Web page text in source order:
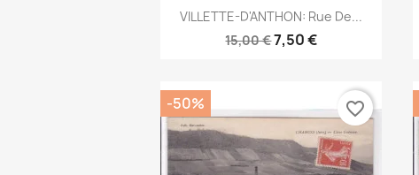
Aperçu rapide
VILLETTE-D'ANTHON: Rue De...
15,00 €7,50 €
-50% favorite_border